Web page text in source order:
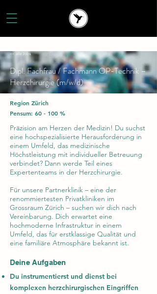
<< alle Jobs
Dipl. Fachfrau / Fachmann OP-Technik –
Herzchirurgie (m/w/d)
Region Zürich
Pensum: 60 - 100 %
Präzision am Herzen der Medizin! Du suchst
eine hochspezialisierte Herausforderung in
einem Umfeld, das medizinische
Höchstleistung mit individueller Betreuung
verbindet? Dann werde Teil eines
Expertenteams in der Herzchirurgie.
Für unsere Partnerklinik – eine der
renommiertesten Privatkliniken im
Grossraum Zürich – suchen wir dich nach
Vereinbarung. Dich erwartet eine
hochmoderne Infrastruktur in einem
Umfeld, das für erstklassige Qualität und
eine familiäre Atmosphäre bekannt ist.
Deine Aufgaben
Du instrumentierst und dienst bei
komplexen herzchirurgischen Eingriffen